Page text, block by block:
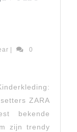
em-
0
ZARA
bekende
zijn trendy